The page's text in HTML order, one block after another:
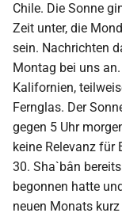
Chile. Die Sonne
Zeit unter, die
sein. Nachrichten
Montag bei uns
Kalifornien,
Fernglas. Der
gegen 5 Uhr
keine Relevanz für
30. Sha`bân
begonnen hatte
neuen Monats